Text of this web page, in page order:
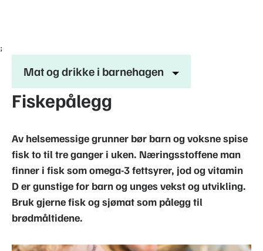
;
Mat og drikke i barnehagen
Fiskepålegg
Av helsemessige grunner bør barn og voksne spise
fisk to til tre ganger i uken. Næringsstoffene man
finner i fisk som omega-3 fettsyrer, jod og vitamin
D er gunstige for barn og unges vekst og utvikling.
Bruk gjerne fisk og sjømat som pålegg til
brødmåltidene.